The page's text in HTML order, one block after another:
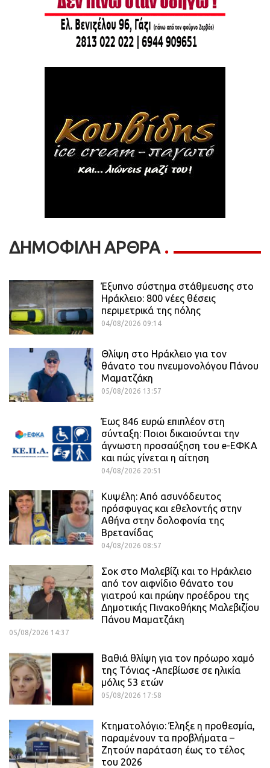
ΔΗΜΟΦΙΛΗ ΑΡΘΡΑ
Έξυπνο σύστημα στάθμευσης στο
Ηράκλειο: 800 νέες θέσεις
περιμετρικά της πόλης
04/08/2026 09:14
Θλίψη στο Ηράκλειο για τον
θάνατο του πνευμονολόγου Πάνου
Μαματζάκη
05/08/2026 13:57
Έως 846 ευρώ επιπλέον στη
σύνταξη: Ποιοι δικαιούνται την
άγνωστη προσαύξηση του e-ΕΦΚΑ
και πώς γίνεται η αίτηση
04/08/2026 20:51
Κυψέλη: Από ασυνόδευτος
πρόσφυγας και εθελοντής στην
Αθήνα στην δολοφονία της
Βρετανίδας
04/08/2026 08:57
Σοκ στο Μαλεβίζι και το Ηράκλειο
από τον αιφνίδιο θάνατο του
γιατρού και πρώην προέδρου της
Δημοτικής Πινακοθήκης Μαλεβιζίου
Πάνου Μαματζάκη
05/08/2026 14:37
Βαθιά θλίψη για τον πρόωρο χαμό
της Τόνιας -Απεβίωσε σε ηλικία
μόλις 53 ετών
05/08/2026 17:58
Κτηματολόγιο: Έληξε η προθεσμία,
παραμένουν τα προβλήματα –
Ζητούν παράταση έως το τέλος
του 2026